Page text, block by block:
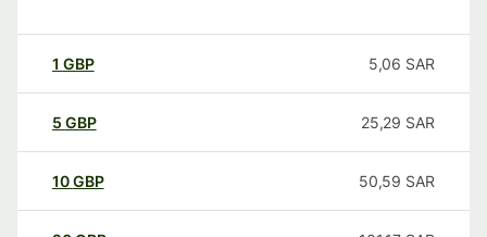
1 GBP 5,06 SAR
5 GBP 25,29 SAR
10GBP 50,59 SAR